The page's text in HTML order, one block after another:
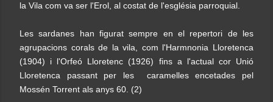
la Vila com va ser l'Erol, al costat de l'església parroquial.
Les sardanes han figurat sempre en el repertori de les
agrupacions corals de la vila, com l'Harmnonia Lloretenca
(1904) i l'Orfeó Lloretenc (1926) fins a l'actual cor Unió
Lloretenca passant per les caramelles encetades pel
Mossén Torrent als anys 60. (2)